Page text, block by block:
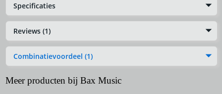
Specificaties
Reviews (1)
Combinatievoordeel (1)
Meer producten bij Bax Music